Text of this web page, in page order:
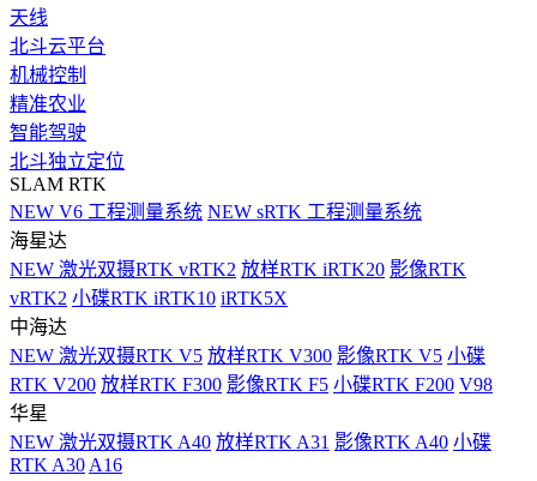
天线
北斗云平台
机械控制
精准农业
智能驾驶
北斗独立定位
SLAM RTK
NEW V6 工程测量系统 NEW sRTK 工程测量系统
海星达
NEW 激光双摄RTK vRTK2 放样RTK iRTK20 影像RTK
vRTK2 小碟RTK iRTK10 iRTK5X
中海达
NEW 激光双摄RTK V5 放样RTK V300 影像RTK V5 小碟
RTK V200 放样RTK F300 影像RTK F5 小碟RTK F200 V98
华星
NEW 激光双摄RTK A40 放样RTK A31 影像RTK A40 小碟
RTK A30 A16